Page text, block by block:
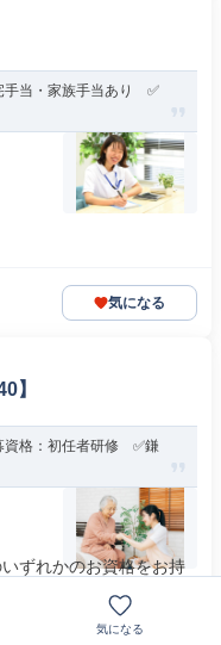
当・家族手当あり ✅
気になる
】
格：初任者研修 ✅鎌
ずれかのお資格をお持
気になる